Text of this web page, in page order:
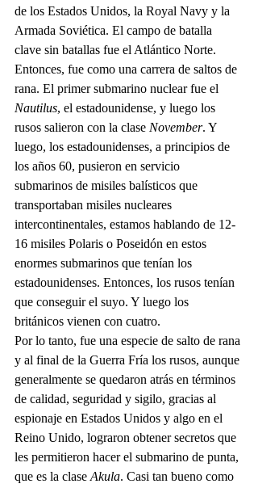
de los Estados Unidos, la Royal Navy y la
Armada Soviética. El campo de batalla
clave sin batallas fue el Atlántico Norte.
Entonces, fue como una carrera de saltos de
rana. El primer submarino nuclear fue el
Nautilus, el estadounidense, y luego los
rusos salieron con la clase November. Y
luego, los estadounidenses, a principios de
los años 60, pusieron en servicio
submarinos de misiles balísticos que
transportaban misiles nucleares
intercontinentales, estamos hablando de 12-
16 misiles Polaris o Poseidón en estos
enormes submarinos que tenían los
estadounidenses. Entonces, los rusos tenían
que conseguir el suyo. Y luego los
británicos vienen con cuatro.
Por lo tanto, fue una especie de salto de rana
y al final de la Guerra Fría los rusos, aunque
generalmente se quedaron atrás en términos
de calidad, seguridad y sigilo, gracias al
espionaje en Estados Unidos y algo en el
Reino Unido, lograron obtener secretos que
les permitieron hacer el submarino de punta,
que es la clase Akula. Casi tan bueno como